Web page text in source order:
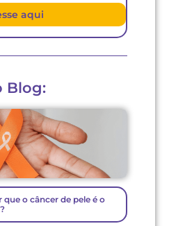
aqui
Blog:
o câncer de pele é o